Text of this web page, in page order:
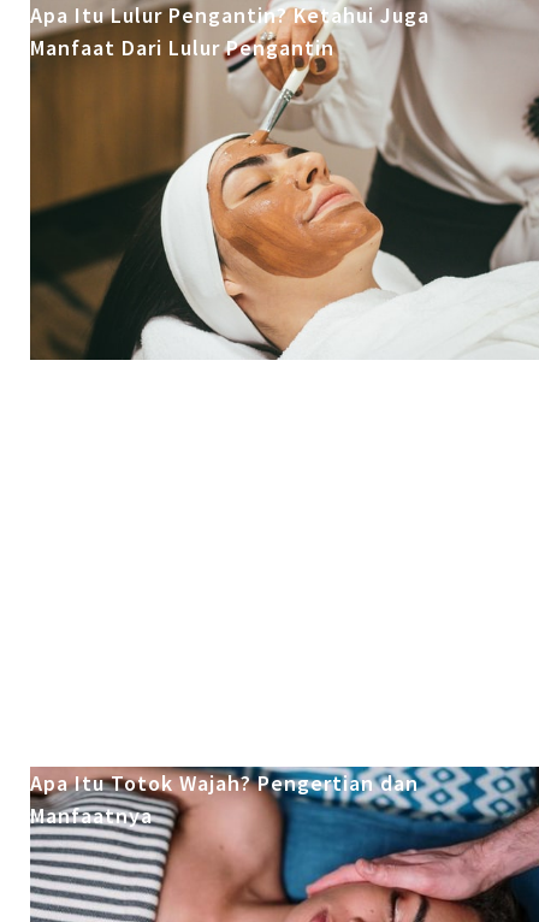
Apa Itu Lulur Pengantin? Ketahui Juga
Manfaat Dari Lulur Pengantin
Apa Itu Totok Wajah? Pengertian dan
Manfaatnya